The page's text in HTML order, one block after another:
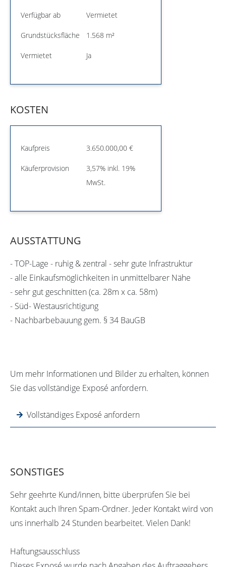
Verfügbar ab Vermietet
Grundstücksfläche 1.568 m²
Vermietet Ja
KOSTEN
Kaufpreis 3.650.000,00 €
Käuferprovision
3,57% inkl. 19%
MwSt.
AUSSTATTUNG
- TOP-Lage - ruhig & zentral - sehr gute Infrastruktur
- alle Einkaufsmöglichkeiten in unmittelbarer Nähe
- sehr gut geschnitten (ca. 28m x ca. 58m)
- Süd- Westausrichtigung
- Nachbarbebauung gem. § 34 BauGB
Um mehr Informationen und Bilder zu erhalten, können
Sie das vollständige Exposé anfordern.
Vollständiges Exposé anfordern
SONSTIGES
Sehr geehrte Kund/innen, bitte überprüfen Sie bei
Kontakt auch Ihren Spam-Ordner. Jeder Kontakt wird von
uns innerhalb 24 Stunden bearbeitet. Vielen Dank!
Haftungsausschluss